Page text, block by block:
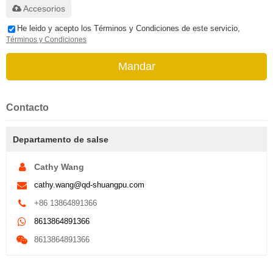
Accesorios
He leido y acepto los Términos y Condiciones de este servicio,
Términos y Condiciones
Mandar
Contacto
Departamento de salse
Cathy Wang
cathy.wang@qd-shuangpu.com
+86 13864891366
8613864891366
8613864891366